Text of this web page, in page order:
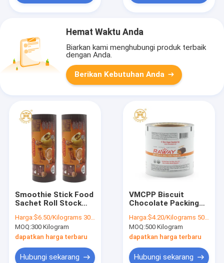
Hemat Waktu Anda
Biarkan kami menghubungi produk terbaik
dengan Anda.
Berikan Kebutuhan Anda
Smoothie Stick Food
Sachet Roll Stock
Laminasi Kopi snack
Roll stock
Harga:$6.50/Kilograms 300-999 Kilograms
MOQ:300 Kilogram
dapatkan harga terbaru
Hubungi sekarang
VMCPP Biscuit
Chocolate Packing
pembungkus
kemasan Plastik Film
Roll
Harga:$4.20/Kilograms 500-999 Kilograms
MOQ:500 Kilogram
dapatkan harga terbaru
Hubungi sekarang